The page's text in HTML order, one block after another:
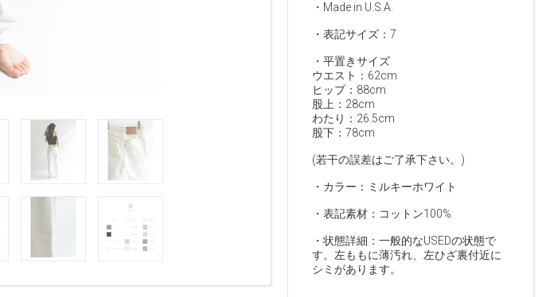
・Made in U.S.A.
・表記サイズ：7
・平置きサイズ
ウエスト：62cm
ヒップ：88cm
股上：28cm
わたり：26.5cm
股下：78cm
(若干の誤差はご了承下さい。)
・カラー：ミルキーホワイト
・表記素材：コットン100%
・状態詳細：一般的なUSEDの状態で
す。左ももに薄汚れ、左ひざ裏付近に
シミがあります。